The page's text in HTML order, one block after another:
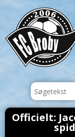
Officielt: